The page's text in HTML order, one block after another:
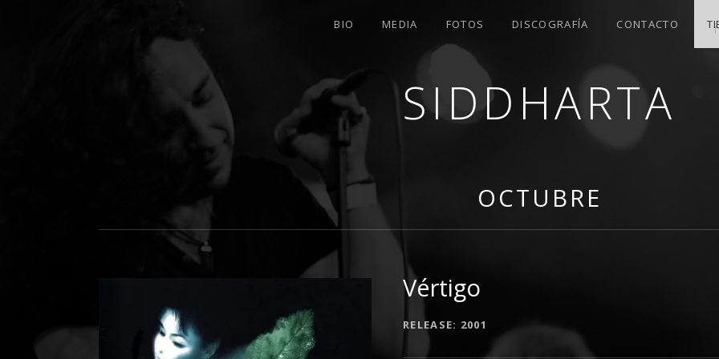
SIDDHARTA
BANDA DE ROCK MELÓDICO ESPAÑOLA
BIO MEDIA FOTOS DISCOGRAFÍA CONTACTO
OCTUBRE
Vértigo
RECORD DETAILS
RELEASE 2001